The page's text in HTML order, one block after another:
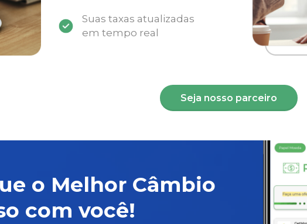
Suas taxas atualizadas
em tempo real
Seja nosso parceiro
o Melhor Câmbio
com você!